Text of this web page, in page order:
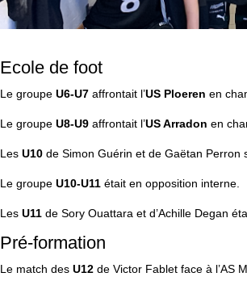
Ecole de foot
Le groupeU6-U7 affrontait l’US Ploeren en
Le groupeU8-U9affrontait l’US Arradon en
LesU10 de Simon Guérin et de Gaëtan
Le groupe U10-U11 était en opposition interne.
Les U11 de Sory Ouattara et d’Achille Degan
Pré-formation
Le match desU12 de Victor Fablet face à l’AS